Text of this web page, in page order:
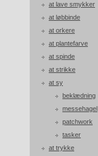
at lave smykker
at løbbinde
at orkere
at plantefarve
at spinde
at strikke
at sy
beklædning
messehagel
patchwork
tasker
at trykke